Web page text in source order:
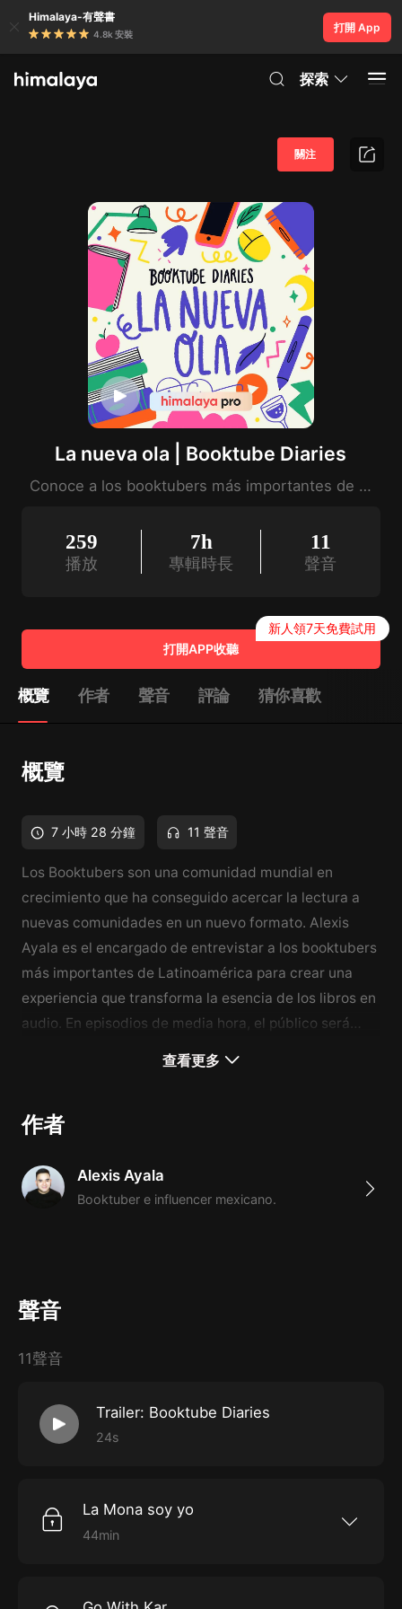
Himalaya-有聲書
4.8k 安裝
打開 App
探索
La nueva ola | Booktube Diaries
Conoce a los booktubers más importantes de latinoamérica, de la mano y voz de Alexis Ayala.
關注
259
播放
7h
專輯時長
11
聲音
打開APP收聽
新人領7天免費試用
概覽 作者 聲音 評論 猜你喜歡
概覽
7 小時 28 分鐘 11 聲音
Los Booktubers son una comunidad mundial en
crecimiento que ha conseguido acercar la lectura a
nuevas comunidades en un nuevo formato. Alexis
Ayala es el encargado de entrevistar a los booktubers
más importantes de Latinoamérica para crear una
experiencia que transforma la esencia de los libros en
audio. En episodios de media hora, el público será
Himalaya.
查看更多
作者
Alexis Ayala
Booktuber e influencer mexicano.
聲音
11聲音
Trailer: Booktube Diaries
24s
La Mona soy yo
44min